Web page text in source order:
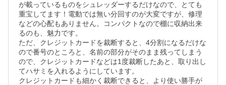
が載っているものをシュレッダーするだけなので、とても
重宝してます！電動では無い分回すのが大変ですが、修理
などの心配もありません。コンパクトなので棚に収納出来
るのも、魅力です。
ただ、クレジットカードを裁断すると、4分割になるだけな
ので番号のところと、名前の部分がそのまま残ってしまう
ので、クレジットカードなどは1度裁断したあと、取り出し
てハサミを入れるようにしています。
クレジットカードも細かく裁断できると、より使い勝手が